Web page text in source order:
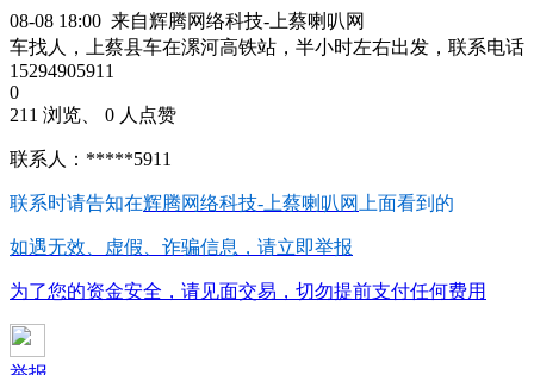
08-08 18:00 来自辉腾网络科技-上蔡喇叭网
车找人，上蔡县车在漯河高铁站，半小时左右出发，联系电话
15294905911
0
211 浏览、 0 人点赞
联系人：*****5911
联系时请告知在辉腾网络科技-上蔡喇叭网 上面看到的
如遇无效、虚假、诈骗信息，请立即举报
为了您的资金安全，请见面交易，切勿提前支付任何费用